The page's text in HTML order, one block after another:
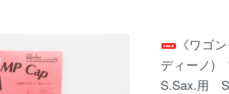
《ワゴ
ディーノ)
S.Sax.用